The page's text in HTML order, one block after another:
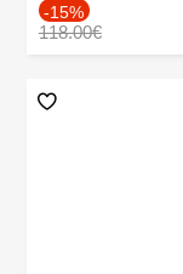
-15%
118.00€